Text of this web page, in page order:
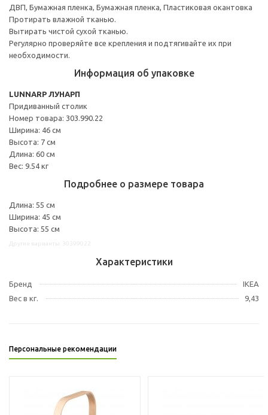
ДВП, Бумажная пленка, Бумажная пленка, Пластиковая окантовка
Протирать влажной тканью.
Вытирать чистой сухой тканью.
Регулярно проверяйте все крепления и подтягивайте их при
необходимости.
Информация об упаковке
LUNNARP ЛУНАРП
Придиванный столик
Номер товара: 303.990.22
Ширина: 46 см
Высота: 7 см
Длина: 60 см
Вес: 9.54 кг
Подробнее о размере товара
Длина: 55 см
Ширина: 45 см
Высота: 55 см
Характеристики
Бренд
IKEA
Вес в кг.
9,43
Персональные рекомендации